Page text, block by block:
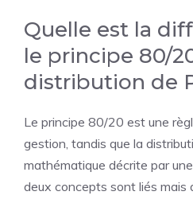
Quelle est la
le principe 80/
distribution de
Le principe 80/20 est une
gestion, tandis que la
mathématique décrite par
deux concepts sont liés mais